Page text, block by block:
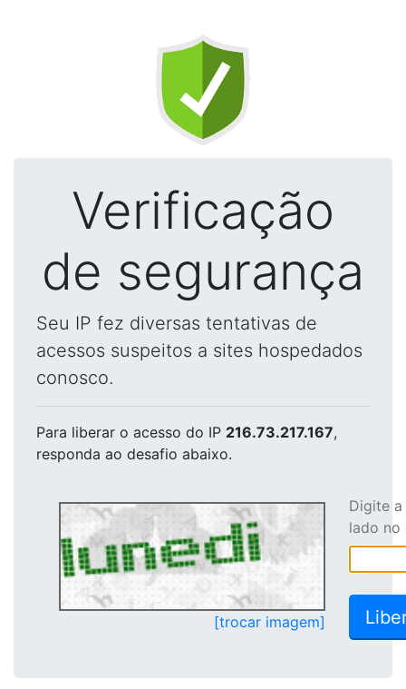
Verificação
de segurança
Seu IP fez diversas tentativas de
acessos suspeitos a sites hospedados
conosco.
Para liberar o acesso do IP 216.73.217.167,
responda ao desafio abaixo.
[trocar imagem]
Digite
lado no